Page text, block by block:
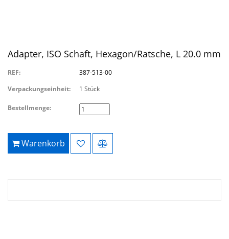
Adapter, ISO Schaft, Hexagon/Ratsche, L 20.0 mm
REF:
387-513-00
Verpackungseinheit:
1 Stück
Bestellmenge:
Warenkorb